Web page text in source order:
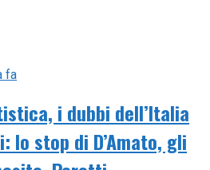
fa
i dubbi dell’Italia
lo stop di D’Amato, gli